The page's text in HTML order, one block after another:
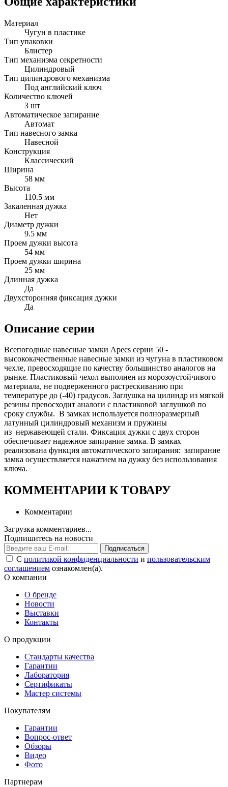
Материал
Чугун в пластике
Тип упаковки
Блистер
Тип механизма секретности
Цилиндровый
Тип цилиндрового механизма
Под английский ключ
Количество ключей
3 шт
Автоматическое запирание
Автомат
Тип навесного замка
Навесной
Конструкция
Классический
Ширина
58 мм
Высота
110.5 мм
Закаленная дужка
Нет
Диаметр дужки
9.5 мм
Проем дужки высота
54 мм
Проем дужки ширина
25 мм
Длинная дужка
Да
Двухсторонняя фиксация дужки
Да
Описание серии
Всепогодные навесные замки Apecs серии 50 -
высококачественные навесные замки из чугуна в пластиковом
чехле, превосходящие по качеству большинство аналогов на
рынке. Пластиковый чехол выполнен из морозоустойчивого
материала, не подверженного растрескиванию при
температуре до (-40) градусов. Заглушка на цилиндр из мягкой
резины превосходит аналоги с пластиковой заглушкой по
сроку службы. В замках используется полноразмерный
латунный цилиндровый механизм и пружины
из нержавеющей стали. Фиксация дужки с двух сторон
обеспечивает надежное запирание замка. В замках
реализована функция автоматического запирания: запирание
замка осуществляется нажатием на дужку без использования
ключа.
КОММЕНТАРИИ К ТОВАРУ
Комментарии
Загрузка комментариев...
Подпишитесь на новости
Подписаться
С политикой конфиденциальности и пользовательским
соглашением ознакомлен(а).
О компании
О бренде
Новости
Выставки
Контакты
О продукции
Стандарты качества
Гарантии
Лаборатория
Сертификаты
Мастер системы
Покупателям
Гарантии
Вопрос-ответ
Обзоры
Видео
Фото
Партнерам